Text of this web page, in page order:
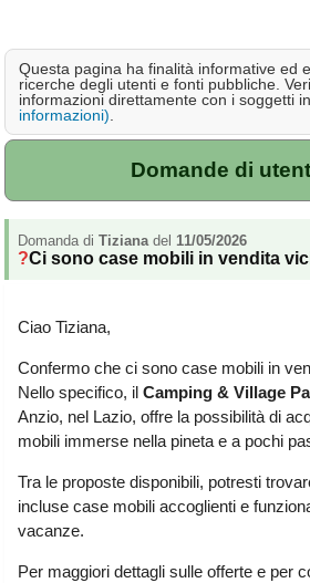
Questa pagina ha finalità informative ed
ricerche degli utenti e fonti pubbliche.
informazioni direttamente con i soggetti
informazioni)
Domande di
Domanda di Tizianadel 11/05/2026
Ci sono case mobili in vendita
Ciao Tiziana,
Confermo che ci sono case mobili in
Nello specifico, il Camping & Village
Anzio, nel Lazio, offre la possibilità di
mobili immerse nella pineta e a pochi
Tra le proposte disponibili, potresti
incluse case mobili accoglienti e
vacanze.
Per maggiori dettagli sulle offerte e per
Abruzzo(214)
Basilicata(64)
Friuli - Venezia Giulia
Lazio(318)
Liguria(190)
Lombardia(177)
Marche(242)
Molise(38)
Piemonte(117)